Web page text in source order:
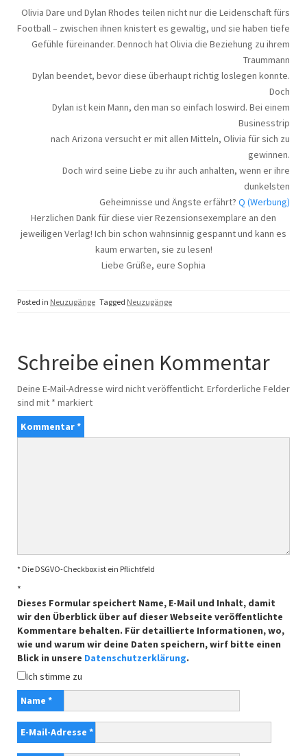
Olivia Dare und Dylan Rhodes teilen nicht nur die Leidenschaft fürs
Football – zwischen ihnen knistert es gewaltig, und sie haben tiefe
Gefühle füreinander. Dennoch hat Olivia die Beziehung zu ihrem
Traummann
Dylan beendet, bevor diese überhaupt richtig loslegen konnte.
Doch
Dylan ist kein Mann, den man so einfach loswird. Bei einem
Businesstrip
nach Arizona versucht er mit allen Mitteln, Olivia für sich zu
gewinnen.
Doch wird seine Liebe zu ihr auch anhalten, wenn er ihre
dunkelsten
Geheimnisse und Ängste erfährt? Q (Werbung)
Herzlichen Dank für diese vier Rezensionsexemplare an den
jeweiligen Verlag! Ich bin schon wahnsinnig gespannt und kann es
kaum erwarten, sie zu lesen!
Liebe Grüße, eure Sophia
Posted in Neuzugänge Tagged Neuzugänge
Schreibe einen Kommentar
Deine E-Mail-Adresse wird nicht veröffentlicht. Erforderliche Felder
sind mit * markiert
Kommentar*
* Die DSGVO-Checkbox ist ein Pflichtfeld
*
Dieses Formular speichert Name, E-Mail und Inhalt, damit
wir den Überblick über auf dieser Webseite veröffentlichte
Kommentare behalten. Für detaillierte Informationen, wo,
wie und warum wir deine Daten speichern, wirf bitte einen
Blick in unsere Datenschutzerklärung.
Ich stimme zu
Name *
E-Mail-Adresse *